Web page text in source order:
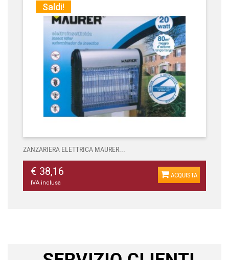
Saldi!
ZANZARIERA ELETTRICA MAURER...
€ 38,16
IVA inclusa
ACQUISTA